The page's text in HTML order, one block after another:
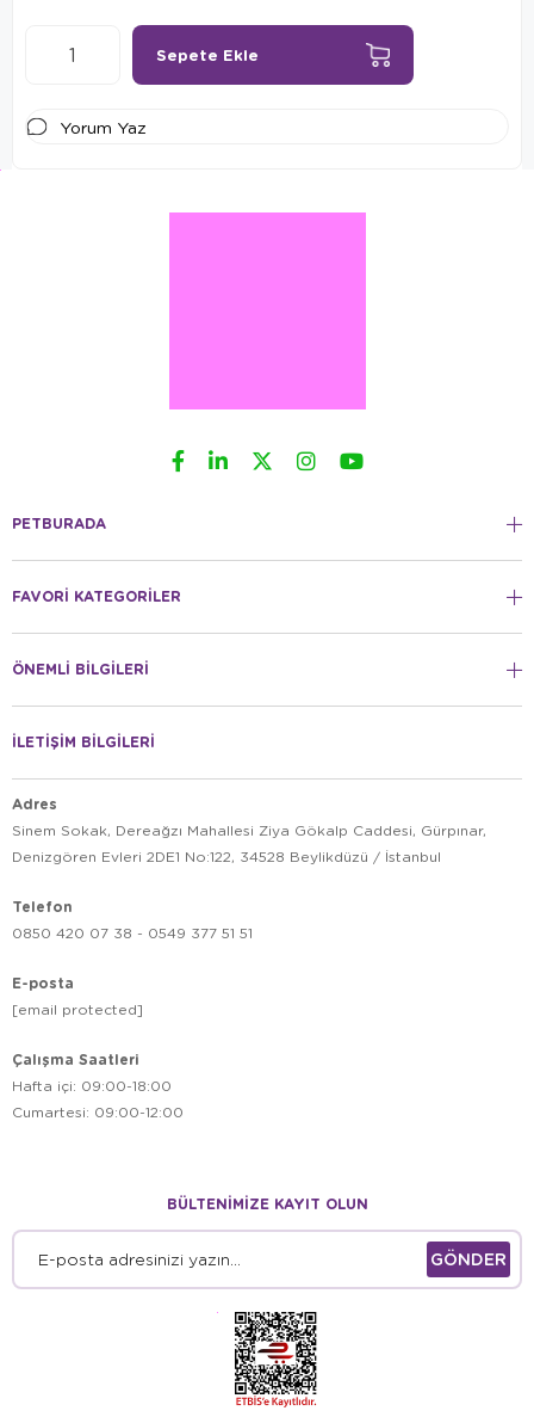
Yorum Yaz
PETBURADA
FAVORİ KATEGORİLER
ÖNEMLİ BİLGİLERİ
İLETİŞİM BİLGİLERİ
Adres
Sinem Sokak, Dereağzı Mahallesi Ziya Gökalp Caddesi, Gürpınar,
Denizgören Evleri 2DE1 No:122, 34528 Beylikdüzü / İstanbul
Telefon
0850 420 07 38 - 0549 377 51 51
E-posta
[email protected]
Çalışma Saatleri
Hafta içi: 09:00-18:00
Cumartesi: 09:00-12:00
BÜLTENİMİZE KAYIT OLUN
GÖNDER